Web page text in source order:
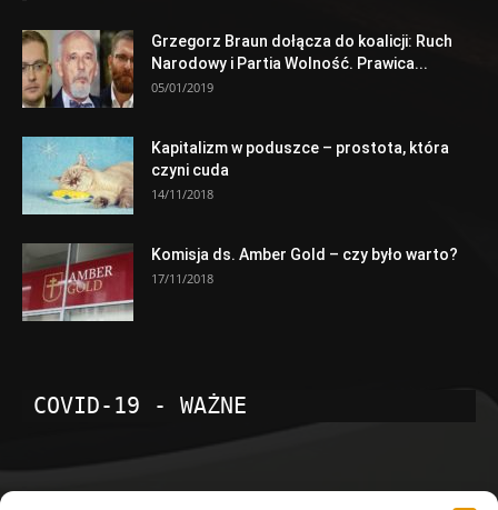
Grzegorz Braun dołącza do koalicji: Ruch
Narodowy i Partia Wolność. Prawica...
05/01/2019
Kapitalizm w poduszce – prostota, która
czyni cuda
14/11/2018
Komisja ds. Amber Gold – czy było warto?
17/11/2018
COVID-19 - WAŻNE